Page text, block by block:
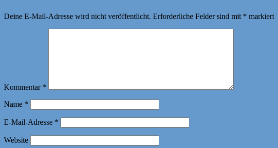
Deine E-Mail-Adresse wird nicht veröffentlicht. Erforderliche Felder sind mit * markiert
Kommentar *
Name *
E-Mail-Adresse *
Website